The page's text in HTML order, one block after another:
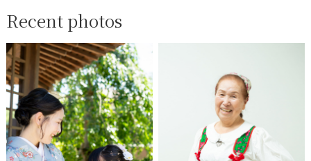
Recent photos